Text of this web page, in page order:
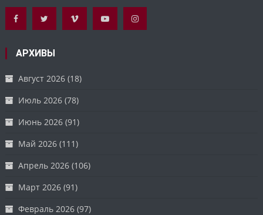
АРХИВЫ
Август 2026 (18)
Июль 2026 (78)
Июнь 2026 (91)
Май 2026 (111)
Апрель 2026 (106)
Март 2026 (91)
Февраль 2026 (97)